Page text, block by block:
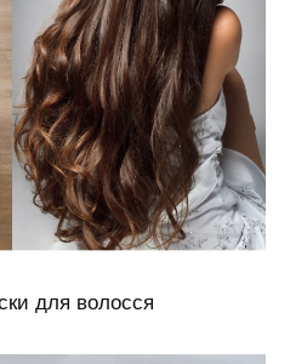
для волосся